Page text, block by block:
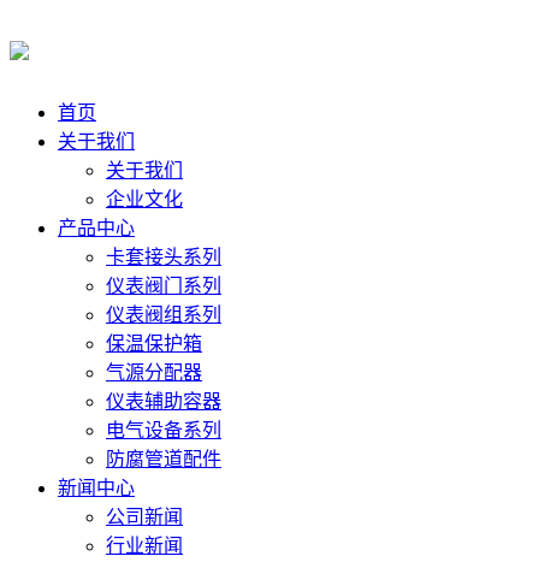
首页
关于我们
关于我们
企业文化
产品中心
卡套接头系列
仪表阀门系列
仪表阀组系列
保温保护箱
气源分配器
仪表辅助容器
电气设备系列
防腐管道配件
新闻中心
公司新闻
行业新闻